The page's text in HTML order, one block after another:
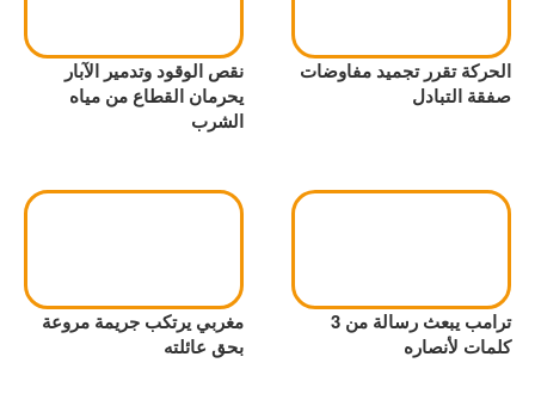
الحركة تقرر تجميد مفاوضات
صفقة التبادل
نقص الوقود وتدمير الآبار
يحرمان القطاع من مياه
الشرب
ترامب يبعث رسالة من 3
كلمات لأنصاره
مغربي يرتكب جريمة مروعة
بحق عائلته